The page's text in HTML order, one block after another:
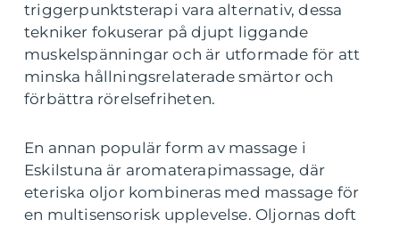
triggerpunktsterapi vara alternativ, dessa
tekniker fokuserar på djupt liggande
muskelspänningar och är utformade för att
minska hållningsrelaterade smärtor och
förbättra rörelsefriheten.
En annan populär form av massage i
Eskilstuna är aromaterapimassage, där
eteriska oljor kombineras med massage för
en multisensorisk upplevelse. Oljornas doft